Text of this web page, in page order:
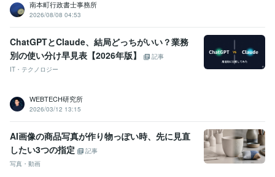
南本町行政書士事務所
2026/08/08 04:53
ChatGPTとClaude、結局どっちがいい？業務
別の使い分け早見表【2026年版】
記事
IT・テクノロジー
WEBTECH研究所
2026/03/12 13:15
AI画像の商品写真が作り物っぽい時、先に見直
したい3つの指定
記事
写真・動画